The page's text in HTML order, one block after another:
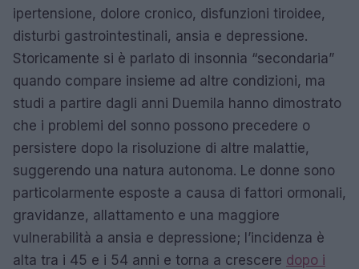
ipertensione, dolore cronico, disfunzioni tiroidee,
disturbi gastrointestinali, ansia e depressione.
Storicamente si è parlato di insonnia “secondaria”
quando compare insieme ad altre condizioni, ma
studi a partire dagli anni Duemila hanno dimostrato
che i problemi del sonno possono precedere o
persistere dopo la risoluzione di altre malattie,
suggerendo una natura autonoma. Le donne sono
particolarmente esposte a causa di fattori ormonali,
gravidanze, allattamento e una maggiore
vulnerabilità a ansia e depressione; l’incidenza è
alta tra i 45 e i 54 anni e torna a crescere dopo i